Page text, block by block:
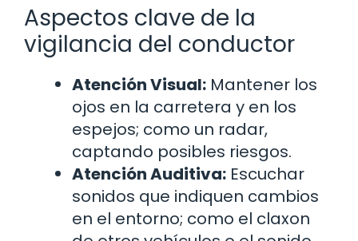
Aspectos clave de la
vigilancia del conductor
Atención Visual: Mantener los
ojos en la carretera y en los
espejos; como un radar,
captando posibles riesgos.
Atención Auditiva: Escuchar
sonidos que indiquen cambios
en el entorno; como el claxon